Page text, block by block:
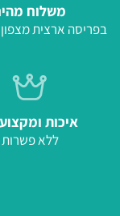
משלוח מהיר
בפריסה ארצית מצפון
איכות
ללא פשרות